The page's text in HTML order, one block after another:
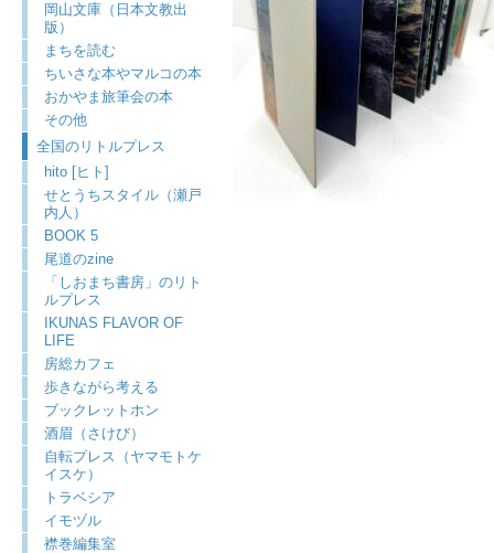
岡山文庫（日本文教出
版）
まちを読む
ちいさな本やマルコの本
おかやま旅筆会の本
その他
全国のリトルプレス
hito [ヒト]
せとうちスタイル（瀬戸
内人）
BOOK 5
尾道のzine
「しおまち書房」のリト
ルプレス
IKUNAS FLAVOR OF
LIFE
房総カフェ
歩きながら考える
ブックレットホン
酒眉（さけび）
自転プレス（ヤマモトケ
イスケ）
トラベシア
イモヅル
襟巻編集室